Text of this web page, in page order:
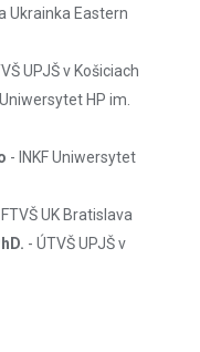
Ukrainka Eastern
UPJŠ v Košiciach
HP im.
- INKF Uniwersytet
UK Bratislava
- ÚTVŠ UPJŠ v